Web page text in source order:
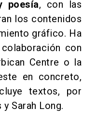
poesía, con las
los contenidos
gráfico. Ha
con
Centre o la
en concreto,
textos, por
Sarah Long.